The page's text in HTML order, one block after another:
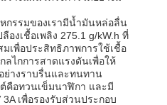
กรรมของเรามีน้ำมันหล่อลื่น
องเชื้อเพลิง 275.1 g/kW.h ที่
เพื่อประสิทธิภาพการใช้เชื้อ
ไกการสาดแรงดันเพื่อให้
ย่างราบรื่นและทนทาน
คือทวนเข็มนาฬิกา และมี
เพื่อรองรับส่วนประกอบ